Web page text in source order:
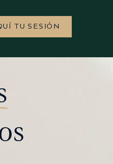
TU SESIÓN